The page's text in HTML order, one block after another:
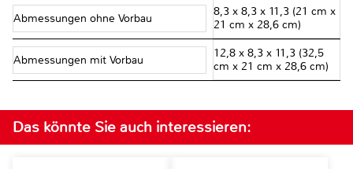
Abmessungen ohne Vorbau
8,3 x 8,3 x 11,3 (21 cm x
21 cm x 28,6 cm)
Abmessungen mit Vorbau
12,8 x 8,3 x 11,3 (32,5
cm x 21 cm x 28,6 cm)
Das könnte Sie auch interessieren: